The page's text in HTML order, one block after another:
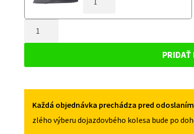
DOJAZDOVÉ
2008-
125/70R18
2008-
2013
5X112
Každá objednávka prechádza pred
zlého výberu dojazdovbého kolesa bude po